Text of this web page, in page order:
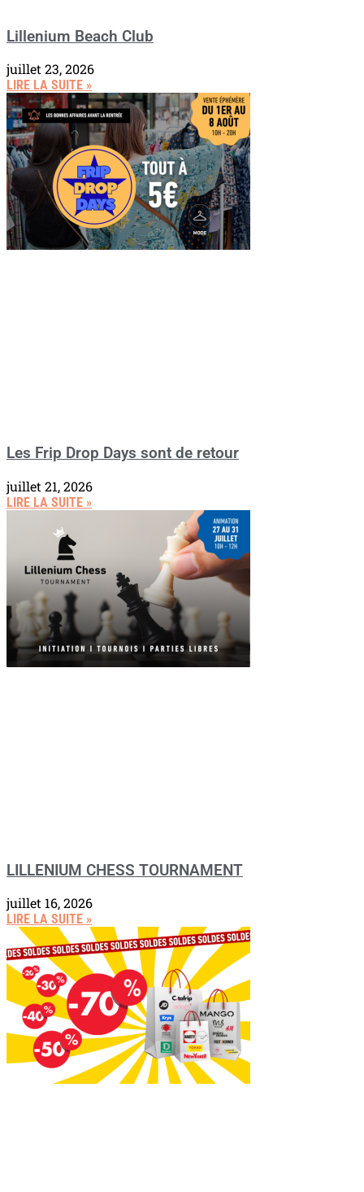
Lillenium Beach Club
juillet 23, 2026
LIRE LA SUITE »
Les Frip Drop Days sont de retour
juillet 21, 2026
LIRE LA SUITE »
LILLENIUM CHESS TOURNAMENT
juillet 16, 2026
LIRE LA SUITE »